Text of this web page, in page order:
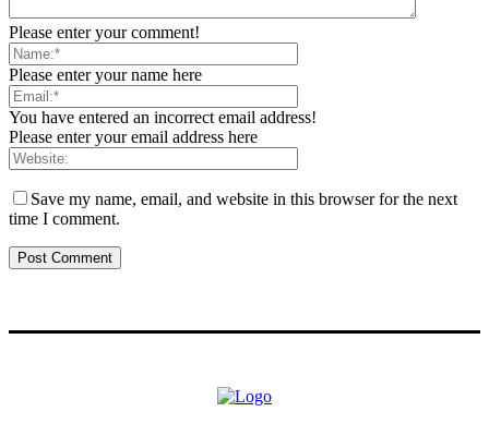
Please enter your comment!
Please enter your name here
You have entered an incorrect email address!
Please enter your email address here
Save my name, email, and website in this browser for the next
time I comment.